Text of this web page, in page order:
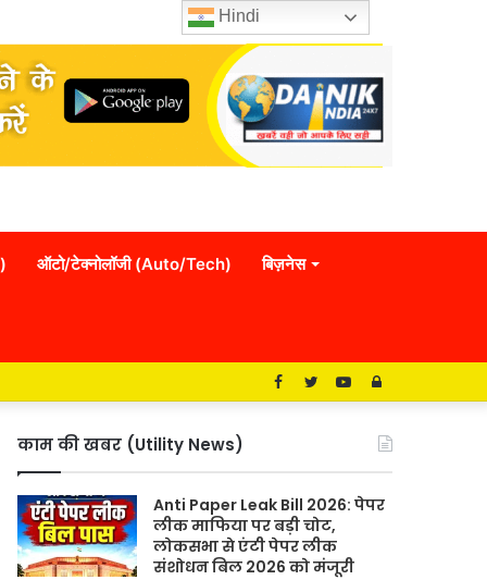
ऑटो/टेक्नोलॉजी (Auto/Tech) बिज़नेस
Log
YouTube
Twitter
Facebook
काम की खबर (Utility News)
Anti Paper Leak Bill 2026: पेपर
लीक माफिया पर बड़ी चोट,
लोकसभा से एंटी पेपर लीक
संशोधन बिल 2026 को मंजूरी
Hindi